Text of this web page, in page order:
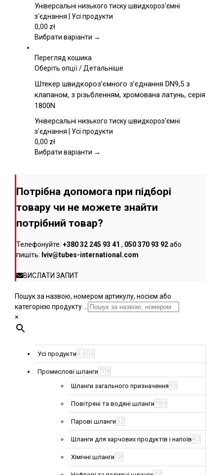
Параметри
можна
на
товару
Універсальні низького тиску швидкороз'ємні
з'єднання | Усі продукти
0,00 zł
Вибрати варіанти →
Перегляд кошика
Оберіть опціїЦей
має
кілька
Параметри
можна
на
/Детальніше
Штекер швидкороз’ємного з’єднання DN9,5 з
клапаном, з різьбленням, хромована латунь, серія
1800N
Універсальні низького тиску швидкороз'ємні
з'єднання | Усі продукти
0,00 zł
Вибрати варіанти →
Потрібна допомога при підборі
товару чи не можете знайти
потрібний товар?
Телефонуйте: +380 32 245 93 41 , 050 370 93 92або
пишіть: lviv@tubes-international.com
ВИСЛАТИ ЗАПИТ
Пошук за назвою, номером артикулу, носієм або
категорією продукту ...
×
Усі продукти4 606
Промислові шланги 708
Шланги загального призначення45
Повітряні та водяні шланги 189
Парові шланги 32
Шланги для харчових продуктів і напоїв43
Хімічні шланги 18